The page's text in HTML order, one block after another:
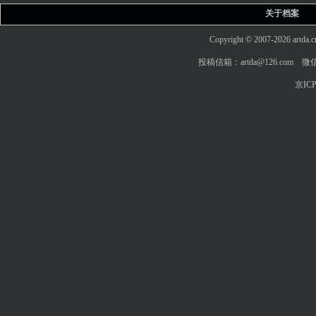
关于档案
Copyright © 2007-2026
投稿信箱：artda@126.com 微
京